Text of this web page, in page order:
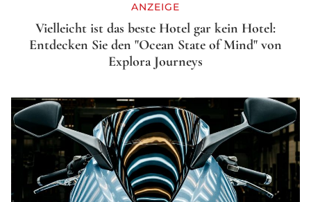
ANZEIGE
Vielleicht ist das beste Hotel gar kein Hotel:
Entdecken Sie den "Ocean State of Mind" von
Explora Journeys